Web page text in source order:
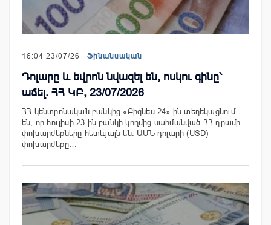
16:04 23/07/26 | Ֆինանսական
Դոլարը և եվրոն նվազել են, ոսկու գինը՝
աճել. ՀՀ ԿԲ, 23/07/2026
ՀՀ կենտրոնական բանկից «Բիզնես 24»-ին տեղեկացնում
են, որ հուլիսի 23-ին բանկի կողմից սահմանված ՀՀ դրամի
փոխարժեքները հետևյալն են. ԱՄՆ դոլարի (USD)
փոխարժեքը…